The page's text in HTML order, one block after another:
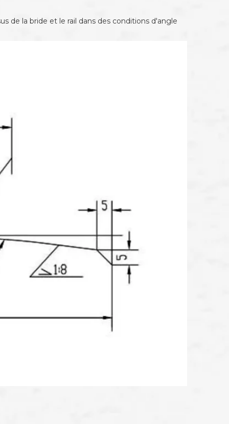
de la bride et le rail dans des conditions d'angle